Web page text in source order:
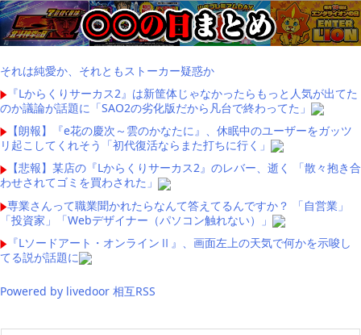
それは純愛か、それともストーカー疑惑か
『Lからくりサーカス2』は新筐体じゃなかったらもっと人気が出てた
のか議論が話題に「SAO2の劣化版だから凡台で終わってた」
【朗報】『e花の慶次～雲のかなたに』、休眠中のユーザーをガッツ
リ起こしてくれそう「初代復活ならまた打ちに行く」
【悲報】某店の『Lからくりサーカス2』のレバー、逝く 「散々抱き合
わせされてゴミを買わされた」
専業さんって職業聞かれたらなんて答えてるんですか？ 「自営業」
「投資家」「Webデザイナー（パソコン触れない）」
『Lソードアート・オンラインⅡ』、画面左上の天気で何かを示唆し
てる説が話題に
Powered by livedoor 相互RSS